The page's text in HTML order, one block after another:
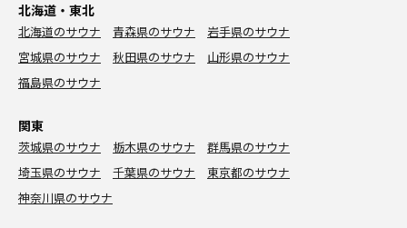
北海道・東北
北海道のサウナ 青森県のサウナ
岩手県のサウナ
宮城県のサウナ
秋田県のサウナ
山形県のサウナ
福島県のサウナ
関東
茨城県のサウナ 栃木県のサウナ
群馬県のサウナ
埼玉県のサウナ
千葉県のサウナ
東京都のサウナ
神奈川県のサウナ